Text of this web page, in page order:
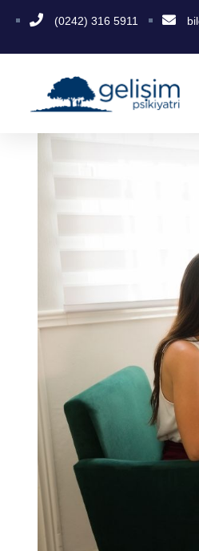
(0242) 316 5911